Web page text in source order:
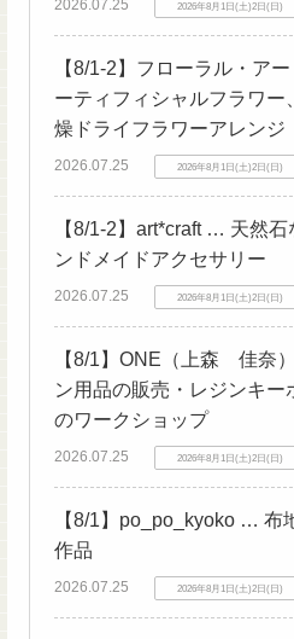
2026.07.25 2026年8月1日(土)2日(日)
【8/1-2】フローラル・ア
ーティフィシャルフラワー
燥ドライフラワーアレンジ
2026.07.25 2026年8月1日(土)2日(日)
【8/1-2】art*craft … 天然石
ンドメイドアクセサリー
2026.07.25 2026年8月1日(土)2日(日)
【8/1】ONE（上森 佳奈
ン用品の販売・レジンキー
のワークショップ
2026.07.25 2026年8月1日(土)2日(日)
【8/1】po_po_kyoko … 布
作品
2026.07.25 2026年8月1日(土)2日(日)